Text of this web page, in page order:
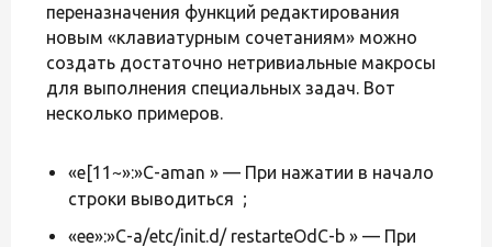
переназначения функций редактирования
новым «клавиатурным сочетаниям» можно
создать достаточно нетривиальные макросы
для выполнения специальных задач. Вот
несколько примеров.
«e[11~»:»C-aman » — При нажатии в начало
строки выводиться ;
«ee»:»C-a/etc/init.d/ restarteOdC-b » — При